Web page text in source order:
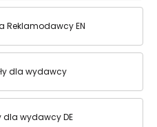
Reklamodawcy EN
dla wydawcy
dla wydawcy DE